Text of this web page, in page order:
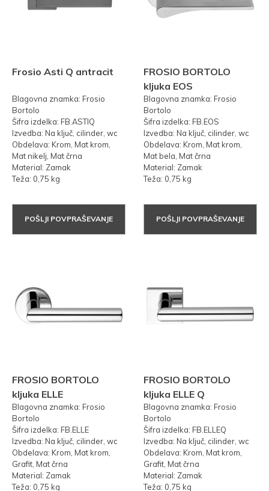
Frosio Asti Q antracit
Blagovna znamka: Frosio
Bortolo
Šifra izdelka: FB.ASTIQ
Izvedba: Na ključ, cilinder, wc
Obdelava: Krom, Mat krom,
Mat nikelj, Mat črna
Material: Zamak
Teža: 0,75 kg
POŠLJI POVPRAŠEVANJE
FROSIO BORTOLO
kljuka EOS
Blagovna znamka: Frosio
Bortolo
Šifra izdelka: FB.EOS
Izvedba: Na ključ, cilinder, wc
Obdelava: Krom, Mat krom,
Mat bela, Mat črna
Material: Zamak
Teža: 0,75 kg
POŠLJI POVPRAŠEVANJE
FROSIO BORTOLO
kljuka ELLE
Blagovna znamka: Frosio
Bortolo
Šifra izdelka: FB.ELLE
Izvedba: Na ključ, cilinder, wc
Obdelava: Krom, Mat krom,
Grafit, Mat črna
Material: Zamak
Teža: 0,75 kg
FROSIO BORTOLO
kljuka ELLE Q
Blagovna znamka: Frosio
Bortolo
Šifra izdelka: FB.ELLEQ
Izvedba: Na ključ, cilinder, wc
Obdelava: Krom, Mat krom,
Grafit, Mat črna
Material: Zamak
Teža: 0,75 kg